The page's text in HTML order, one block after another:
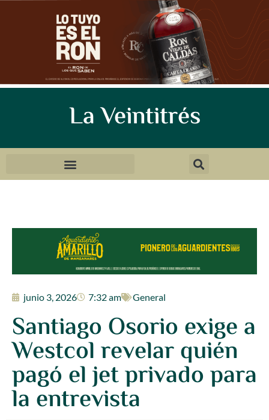
La Veintitrés
junio 3, 2026 7:32 am General
Santiago Osorio exige a
Westcol revelar quién
pagó el jet privado para
la entrevista